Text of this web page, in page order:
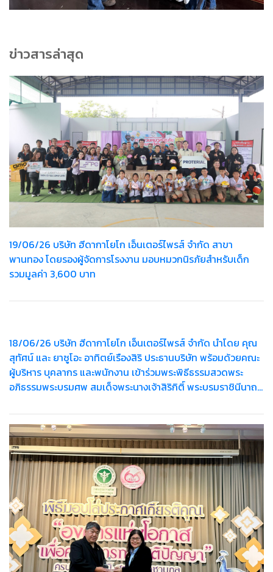
ข่าวสารล่าสุด
19/06/26 บริษัท ฮีดากาโยโก เอ็นเตอร์ไพรส์ จำกัด สาขา
พานทอง โดยรองผู้จัดการโรงงาน มอบหมวกนิรภัยสำหรับเด็ก
รวมมูลค่า 3,600 บาท
18/06/26 บริษัท ฮีดากาโยโก เอ็นเตอร์ไพรส์ จำกัด นำโดย คุณ
สุทัศน์ และ ยาซูโอะ อาทิตย์เรืองสิริ ประธานบริษัท พร้อมด้วยคณะ
ผู้บริหาร บุคลากร และพนักงาน เข้าร่วมพระพิธีธรรมสวดพระ
อภิธรรมพระบรมศพ สมเด็จพระนางเจ้าสิริกิติ์ พระบรมราชินีนาถ